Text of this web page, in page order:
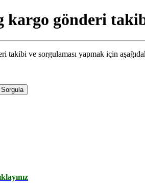
gönderi
ve sorgulaması yapmak için
Sorgula